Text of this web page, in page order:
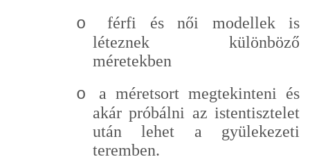
o
férfi és női modellek is
léteznek különböző
méretekben
o
a méretsort megtekinteni és
akár próbálni az istentisztelet
után lehet a gyülekezeti
teremben.